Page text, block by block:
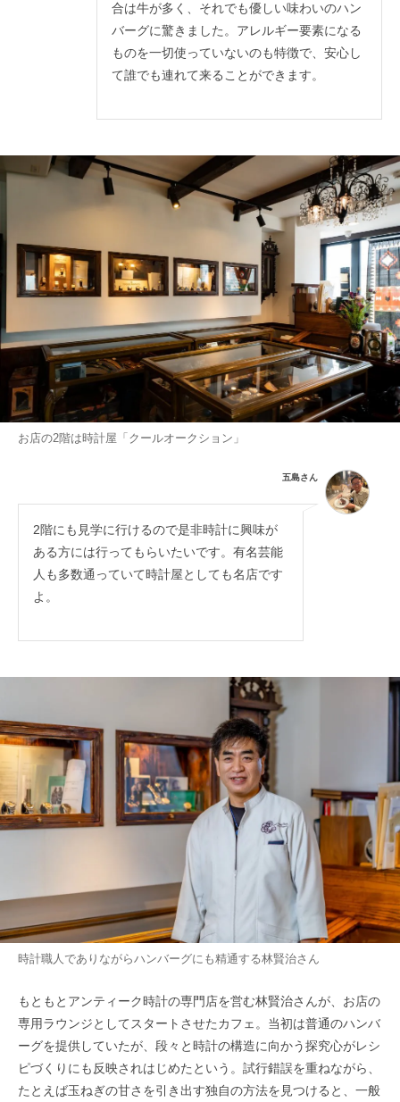
合は牛が多く、それでも優しい味わいのハン
バーグに驚きました。アレルギー要素になる
ものを一切使っていないのも特徴で、安心し
て誰でも連れて来ることができます。
お店の2階は時計屋「クールオークション」
五島さん
2階にも見学に行けるので是非時計に興味が
ある方には行ってもらいたいです。有名芸能
人も多数通っていて時計屋としても名店です
よ。
時計職人でありながらハンバーグにも精通する林賢治さん
もともとアンティーク時計の専門店を営む林賢治さんが、お店の
専用ラウンジとしてスタートさせたカフェ。当初は普通のハンバ
ーグを提供していたが、段々と時計の構造に向かう探究心がレシ
ピづくりにも反映されはじめたという。試行錯誤を重ねながら、
たとえば玉ねぎの甘さを引き出す独自の方法を見つけると、一般